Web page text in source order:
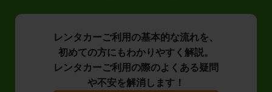
レンタカーご利用の基本的な流れを、
初めての方にもわかりやすく解説。
レンタカーご利用の際のよくある疑問
や不安を解消します！